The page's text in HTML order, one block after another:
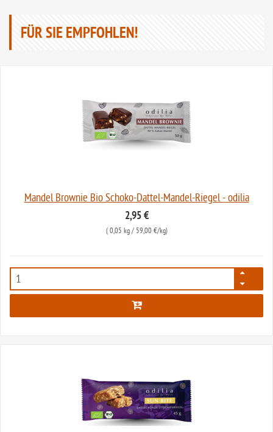
FÜR SIE EMPFOHLEN!
Mandel Brownie Bio Schoko-Dattel-Mandel-Riegel - odilia
2,95 €
( 0,05 kg/ 59,00 €/kg)
7650